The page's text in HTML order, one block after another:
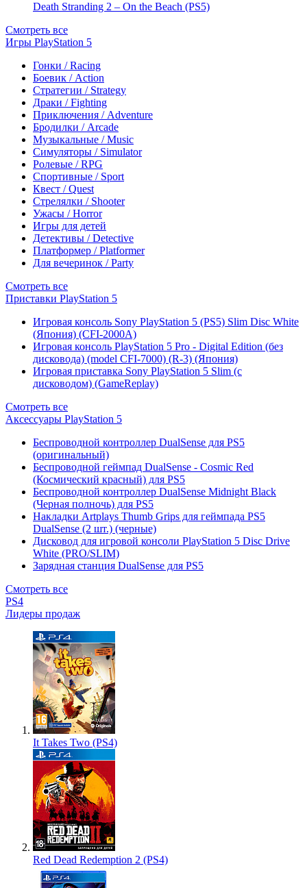
Death Stranding 2 – On the Beach (PS5)
Смотреть все
Игры PlayStation 5
Гонки / Racing
Боевик / Action
Стратегии / Strategy
Драки / Fighting
Приключения / Adventure
Бродилки / Arcade
Музыкальные / Music
Симуляторы / Simulator
Ролевые / RPG
Спортивные / Sport
Квест / Quest
Стрелялки / Shooter
Ужасы / Horror
Игры для детей
Детективы / Detective
Платформер / Platformer
Для вечеринок / Party
Смотреть все
Приставки PlayStation 5
Игровая консоль Sony PlayStation 5 (PS5) Slim Disc White
(Япония) (CFI-2000A)
Игровая консоль PlayStation 5 Pro - Digital Edition (без
дисковода) (model CFI-7000) (R-3) (Япония)
Игровая приставка Sony PlayStation 5 Slim (с
дисководом) (GameReplay)
Смотреть все
Аксессуары PlayStation 5
Беспроводной контроллер DualSense для PS5
(оригинальный)
Беспроводной геймпад DualSense - Cosmic Red
(Космический красный) для PS5
Беспроводной контроллер DualSense Midnight Black
(Черная полночь) для PS5
Накладки Artplays Thumb Grips для геймпада PS5
DualSense (2 шт.) (черные)
Дисковод для игровой консоли PlayStation 5 Disc Drive
White (PRO/SLIM)
Зарядная станция DualSense для PS5
Смотреть все
PS4
Лидеры продаж
It Takes Two (PS4)
Red Dead Redemption 2 (PS4)